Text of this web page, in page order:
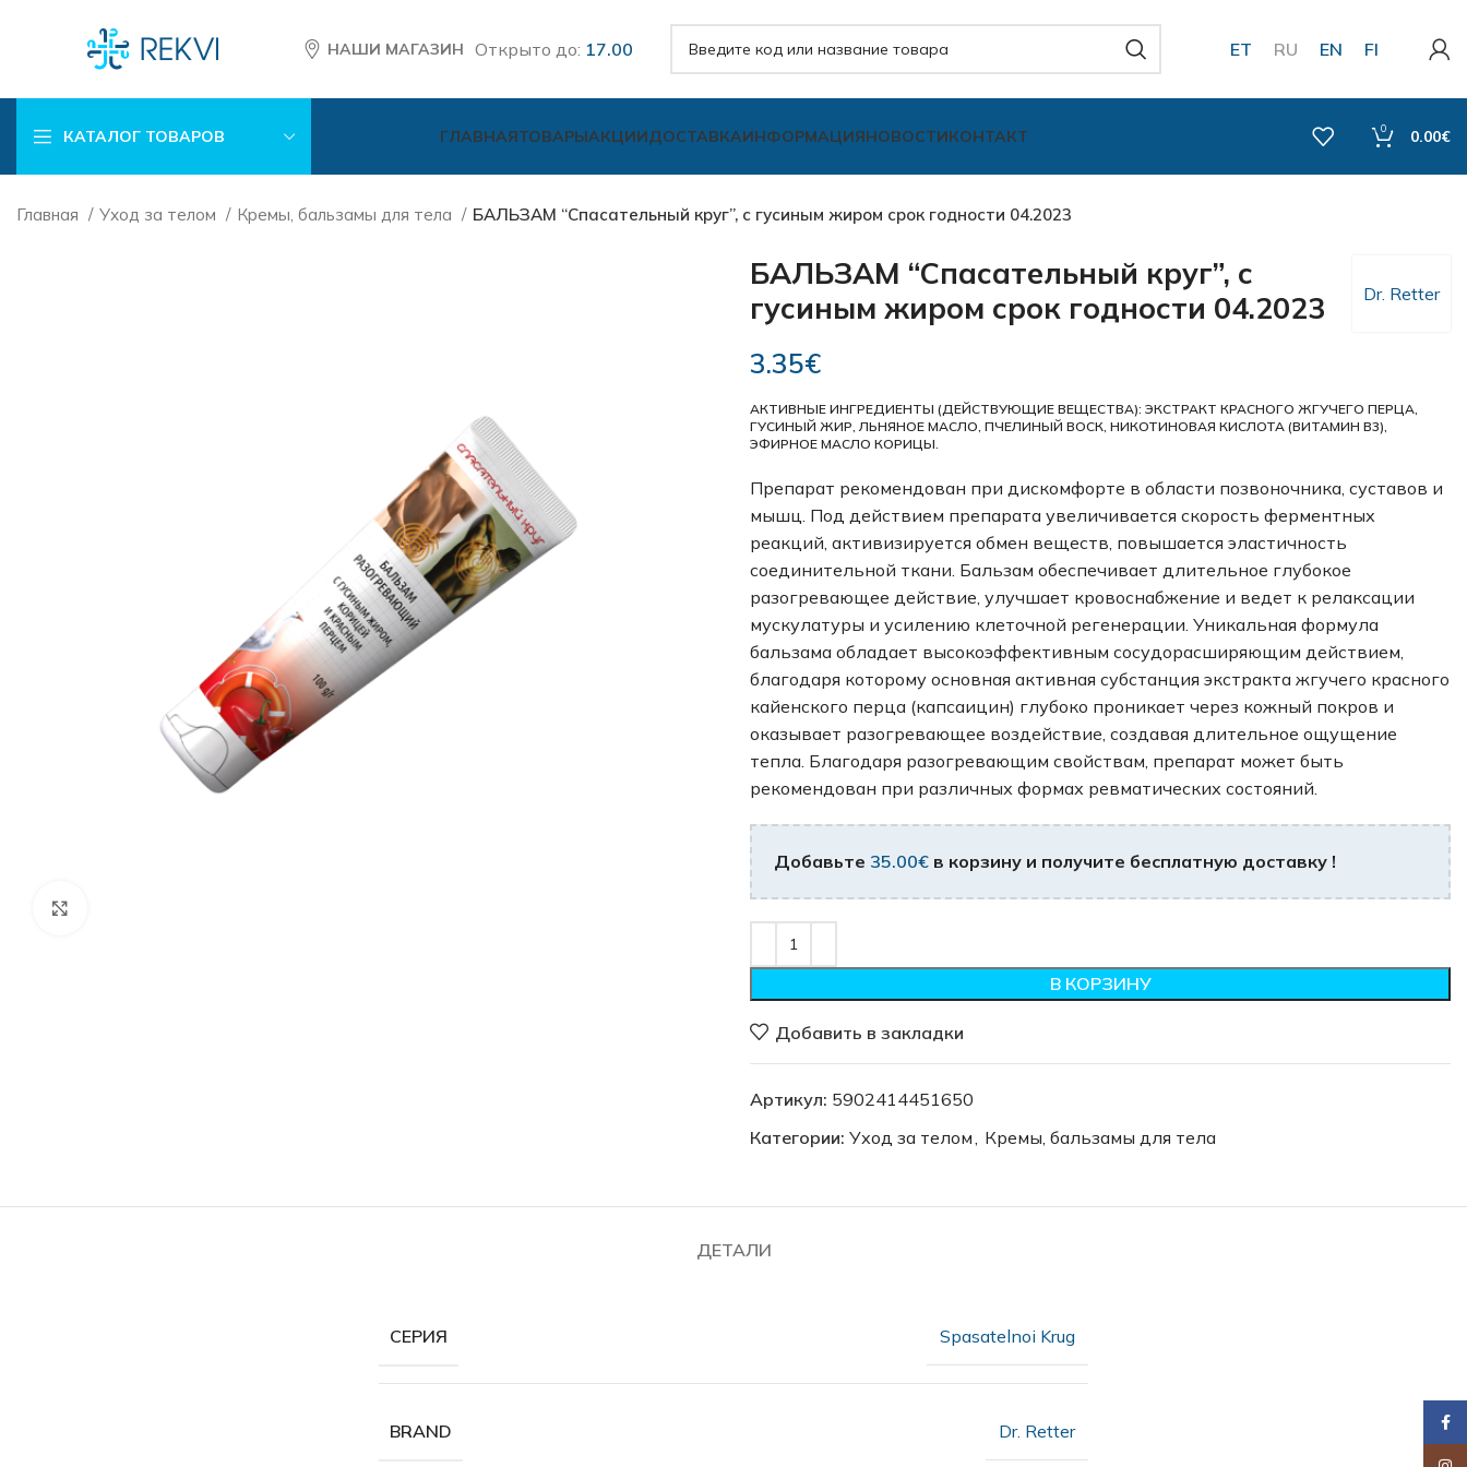
НАШИ МАГАЗИН Открыто до: 17.00 ET RU EN FI
КАТАЛОГ ТОВАРОВ ГЛАВНАЯТОВАРЫАКЦИИДОСТАВКАИНФОРМАЦИЯНОВОСТИКОНТАКТ 0 0.00€
Главная Уход за телом Кремы, бальзамы для тела БАЛЬЗАМ “Спасательный круг”, с гусиным жиром срок годности 04.2023
Dr. Retter
БАЛЬЗАМ “Спасательный круг”, с
гусиным жиром срок годности 04.2023
3.35€
АКТИВНЫЕ ИНГРЕДИЕНТЫ (ДЕЙСТВУЮЩИЕ ВЕЩЕСТВА): ЭКСТРАКТ КРАСНОГО ЖГУЧЕГО ПЕРЦА,
ГУСИНЫЙ ЖИР, ЛЬНЯНОЕ МАСЛО, ПЧЕЛИНЫЙ ВОСК, НИКОТИНОВАЯ КИСЛОТА (ВИТАМИН B3),
ЭФИРНОЕ МАСЛО КОРИЦЫ.
Препарат рекомендован при дискомфорте в области позвоночника, суставов и
мышц. Под действием препарата увеличивается скорость ферментных
реакций, активизируется обмен веществ, повышается эластичность
соединительной ткани. Бальзам обеспечивает длительное глубокое
разогревающее действие, улучшает кровоснабжение и ведет к релаксации
мускулатуры и усилению клеточной регенерации. Уникальная формула
бальзама обладает высокоэффективным сосудорасширяющим действием,
благодаря которому основная активная субстанция экстракта жгучего красного
кайенского перца (капсаицин) глубоко проникает через кожный покров и
оказывает разогревающее воздействие, создавая длительное ощущение
тепла. Благодаря разогревающим свойствам, препарат может быть
рекомендован при различных формах ревматических состояний.
Добавьте 35.00€ в корзину и получите бесплатную доставку !
В КОРЗИНУ
Добавить в закладки
Артикул: 5902414451650
Категории: Уход за телом, Кремы, бальзамы для тела
ДЕТАЛИ
СЕРИЯ Spasatelnoi Krug
BRAND Dr. Retter